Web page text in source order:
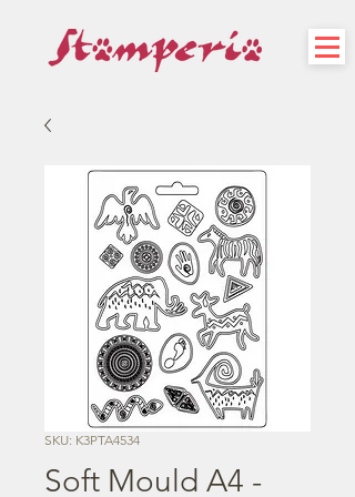
SKU: K3PTA4534
Soft Mould A4 -